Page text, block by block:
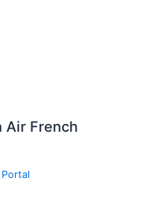
Air French
Portal